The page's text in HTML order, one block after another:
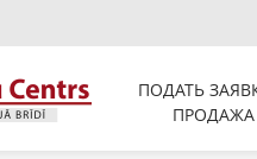
ПОДАТЬ
ПРОДАЖА